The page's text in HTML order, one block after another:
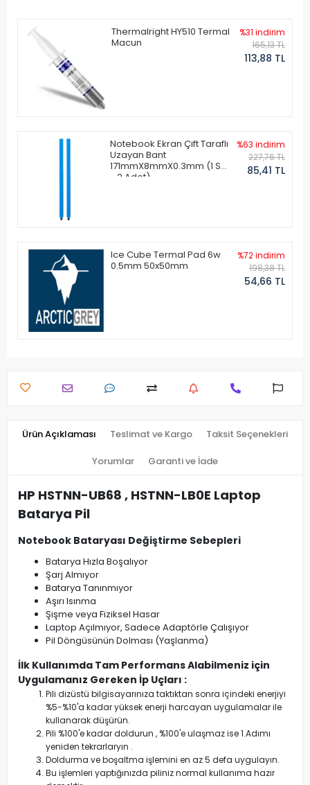
Thermalright HY510 Termal
Macun
%31 indirim
165,13 TL
113,88 TL
Notebook Ekran Çift Taraflı
Uzayan Bant
171mmX8mmX0.3mm (1 Set
- 2 Adet)
%63 indirim
227,76 TL
85,41 TL
Ice Cube Termal Pad 6w
0.5mm 50x50mm
%72 indirim
198,38 TL
54,66 TL
Ürün Açıklaması Teslimat ve Kargo Taksit Seçenekleri
Yorumlar Garanti ve İade
HP HSTNN-UB68 , HSTNN-LB0E Laptop
Batarya Pil
Notebook Bataryası Değiştirme Sebepleri
Batarya Hızla Boşalıyor
Şarj Almıyor
Batarya Tanınmıyor
Aşırı Isınma
Şişme veya Fiziksel Hasar
Laptop Açılmıyor, Sadece Adaptörle Çalışıyor
Pil Döngüsünün Dolması (Yaşlanma)
İlk Kullanımda Tam Performans Alabilmeniz için
Uygulamanız Gereken İp Uçları :
Pili dizüstü bilgisayarınıza taktıktan sonra içindeki enerjiyi
%5-%10'a kadar yüksek enerji harcayan uygulamalar ile
kullanarak düşürün.
Pili %100'e kadar doldurun , %100'e ulaşmaz ise 1.Adımı
yeniden tekrarlaryın .
Doldurma ve boşaltma işlemini en az 5 defa uygulayın.
Bu işlemleri yaptığınızda piliniz normal kullanıma hazır